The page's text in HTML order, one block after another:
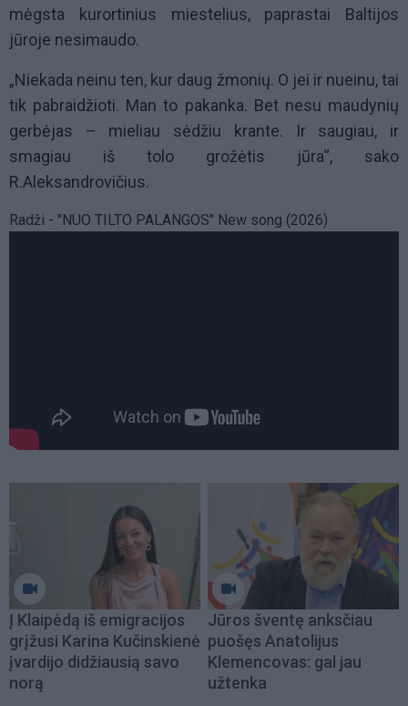
mėgsta kurortinius miestelius, paprastai Baltijos
jūroje nesimaudo.
„Niekada neinu ten, kur daug žmonių. O jei ir nueinu, tai
tik pabraidžioti. Man to pakanka. Bet nesu maudynių
gerbėjas – mieliau sėdžiu krante. Ir saugiau, ir
smagiau iš tolo grožėtis jūra“, sako
R.Aleksandrovičius.
Radži - "NUO TILTO PALANGOS" New song (2026)
Į Klaipėdą iš emigracijos
grįžusi Karina Kučinskienė
įvardijo didžiausią savo
norą
Jūros šventę anksčiau
puošęs Anatolijus
Klemencovas: gal jau
užtenka